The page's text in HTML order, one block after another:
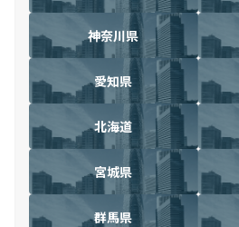
神奈川県
愛知県
北海道
宮城県
群馬県